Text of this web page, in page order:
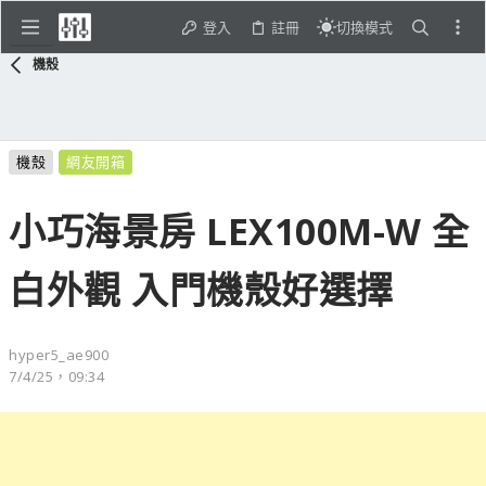
登入 註冊 切換模式
機殼
機殼 網友開箱
小巧海景房 LEX100M-W 全
白外觀 入門機殼好選擇
hyper5_ae900
7/4/25，09:34